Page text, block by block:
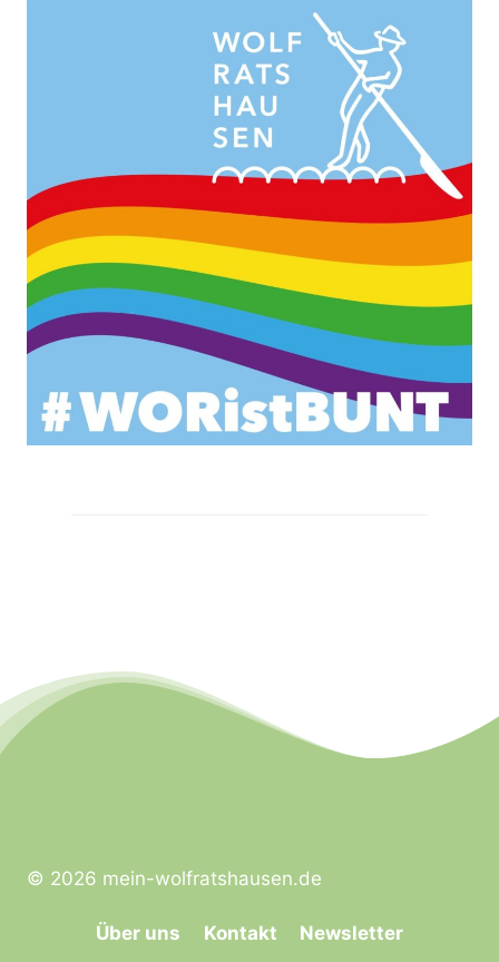
© 2026 mein-wolfratshausen.de
Über uns Kontakt Newsletter